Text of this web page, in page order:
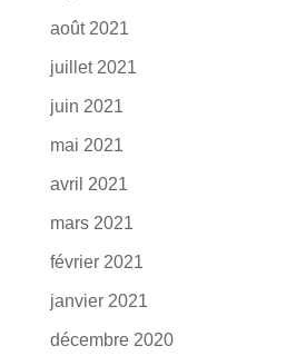
août 2021
juillet 2021
juin 2021
mai 2021
avril 2021
mars 2021
février 2021
janvier 2021
décembre 2020